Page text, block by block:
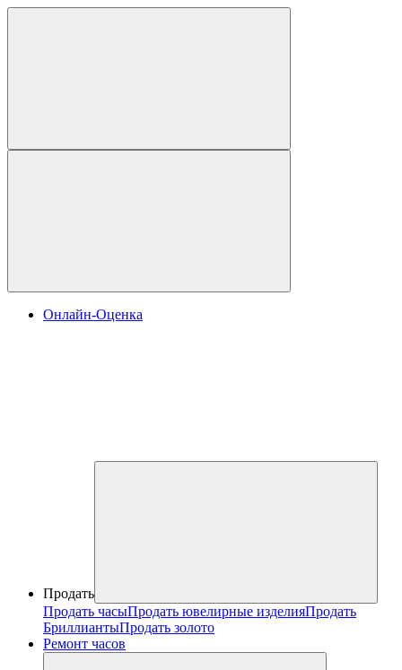
Онлайн-Оценка
Продать
Продать часыПродать ювелирные изделияПродать
БриллиантыПродать золото
Ремонт часов